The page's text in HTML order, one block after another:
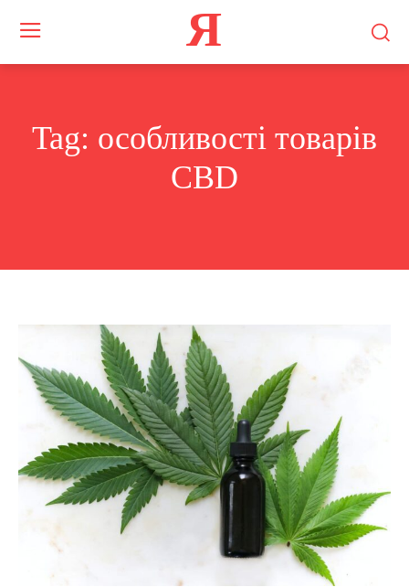
Я
Tag: особливості товарів
CBD